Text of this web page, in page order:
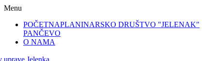
Menu
POČETNAPLANINARSKO DRUŠTVO "JELENAK"
PANČEVO
O NAMA
uprave Jelenka